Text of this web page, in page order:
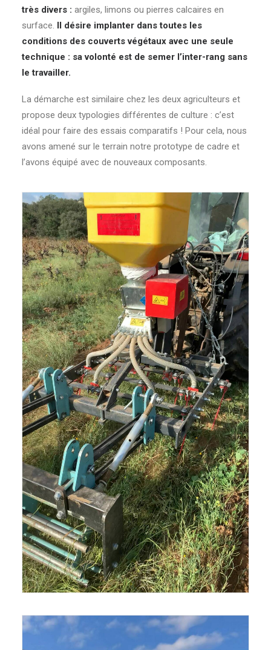
très divers : argiles, limons ou pierres calcaires en
surface. Il désire implanter dans toutes les
conditions des couverts végétaux avec une seule
technique : sa volonté est de semer l’inter-rang sans
le travailler.
La démarche est similaire chez les deux agriculteurs et
propose deux typologies différentes de culture : c’est
idéal pour faire des essais comparatifs ! Pour cela, nous
avons amené sur le terrain notre prototype de cadre et
l’avons équipé avec de nouveaux composants.